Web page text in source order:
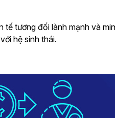
tương đối lành mạnh và
hệ sinh thái.